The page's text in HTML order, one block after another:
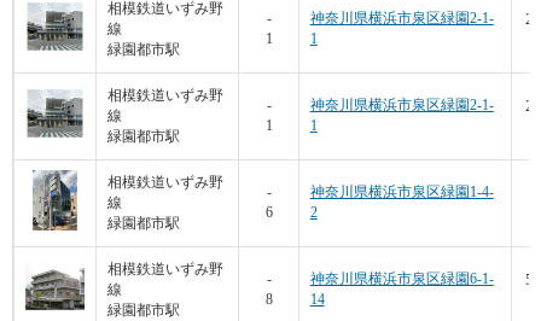
相模鉄道いずみ野
線
緑園都市駅
-
1
神奈川県横浜市泉区緑園2-1-
1
相模鉄道いずみ野
線
緑園都市駅
-
1
神奈川県横浜市泉区緑園2-1-
1
相模鉄道いずみ野
線
緑園都市駅
-
6
神奈川県横浜市泉区緑園1-4-
2
相模鉄道いずみ野
線
緑園都市駅
-
8
神奈川県横浜市泉区緑園6-1-
14